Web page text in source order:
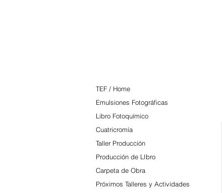
TEF / Home
Emulsiones Fotográficas
Libro Fotoquímico
Cuatricromía
Taller Producción
Producción de LIbro
Carpeta de Obra
Próximos Talleres y Actividades